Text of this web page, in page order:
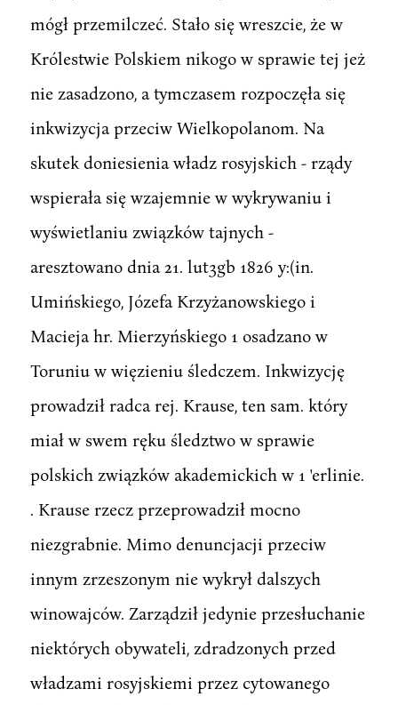
mógł przemilczeć. Stało się wreszcie, że w
Królestwie Polskiem nikogo w sprawie tej jeż
nie zasadzono, a tymczasem rozpoczęła się
inkwizycja przeciw Wielkopolanom. Na
skutek doniesienia władz rosyjskich - rządy
wspierała się wzajemnie w wykrywaniu i
wyświetlaniu związków tajnych -
aresztowano dnia 21. lut3gb 1826 y:(in.
Umińskiego, Józefa Krzyżanowskiego i
Macieja hr. Mierzyńskiego 1 osadzano w
Toruniu w więzieniu śledczem. Inkwizycję
prowadził radca rej. Krause, ten sam. który
miał w swem ręku śledztwo w sprawie
polskich związków akademickich w 1 'erlinie.
. Krause rzecz przeprowadził mocno
niezgrabnie. Mimo denuncjacji przeciw
innym zrzeszonym nie wykrył dalszych
winowajców. Zarządził jedynie przesłuchanie
niektórych obywateli, zdradzonych przed
władzami rosyjskiemi przez cytowanego